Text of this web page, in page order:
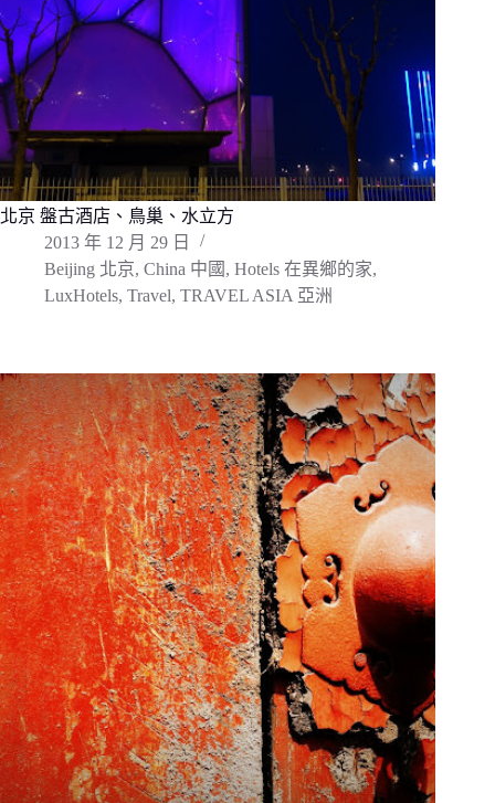
北京 盤古酒店、鳥巢、水立方
2013 年 12 月 29 日
Beijing 北京, China 中國 , Hotels 在異鄉的家,
LuxHotels, Travel, TRAVEL ASIA 亞洲